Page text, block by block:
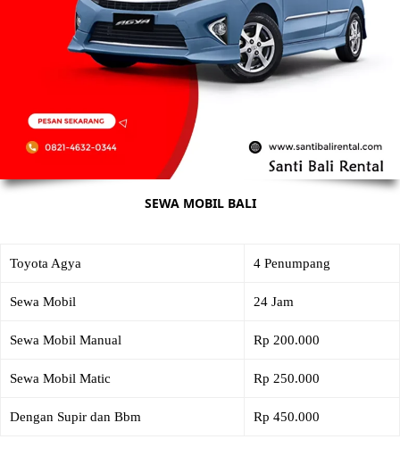
SEWA MOBIL BALI
Toyota Agya 4 Penumpang
Sewa Mobil 24 Jam
Sewa Mobil Manual Rp 200.000
Sewa Mobil Matic Rp 250.000
Dengan Supir dan Bbm Rp 450.000